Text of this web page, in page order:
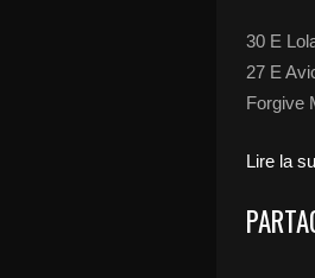
30 E
27 E
Forgive
Lire la